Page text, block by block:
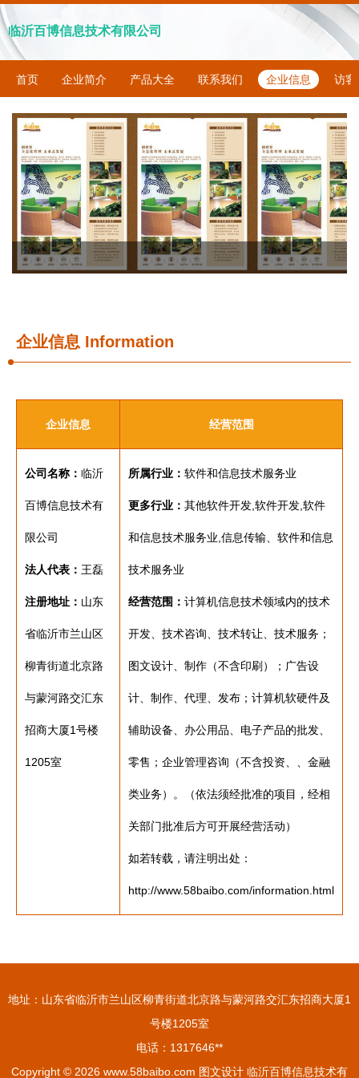
临沂百博信息技术有限公司
首页 企业简介 产品大全 联系我们 企业信息 访客
企业信息 Information
企业信息 经营范围
公司名称： 临沂
百博信息技术有
限公司
法人代表： 王磊
注册地址： 山东
省临沂市兰山区
柳青街道北京路
与蒙河路交汇东
招商大厦1号楼
1205室
所属行业： 软件和信息技术服务业
更多行业： 其他软件开发,软件开发,软件
和信息技术服务业,信息传输、软件和信息
技术服务业
经营范围： 计算机信息技术领域内的技术
开发、技术咨询、技术转让、技术服务；
图文设计、制作（不含印刷）；广告设
计、制作、代理、发布；计算机软硬件及
辅助设备、办公用品、电子产品的批发、
零售；企业管理咨询（不含投资、、金融
类业务）。（依法须经批准的项目，经相
关部门批准后方可开展经营活动）
如若转载，请注明出处：
http://www.58baibo.com/information.html
地址：山东省临沂市兰山区柳青街道北京路与蒙河路交汇东招商大厦1
号楼1205室
电话：1317646**
Copyright © 2026 www.58baibo.com 图文设计 临沂百博信息技术有